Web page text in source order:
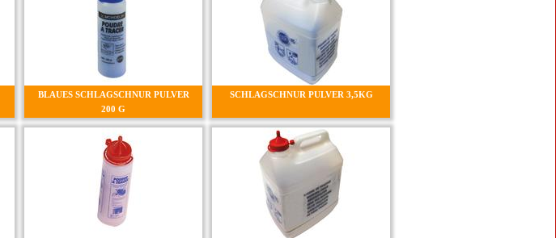
BLAUES SCHLAGSCHNUR PULVER
200 G
SCHLAGSCHNUR PULVER 3,5KG